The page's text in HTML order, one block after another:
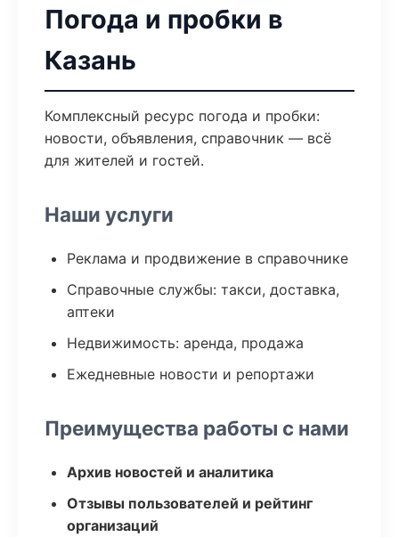
Погода и пробки в
Казань
Комплексный ресурс погода и пробки:
новости, объявления, справочник — всё
для жителей и гостей.
Наши услуги
Реклама и продвижение в справочнике
Справочные службы: такси, доставка,
аптеки
Недвижимость: аренда, продажа
Ежедневные новости и репортажи
Преимущества работы с нами
Архив новостей и аналитика
Отзывы пользователей и рейтинг
организаций